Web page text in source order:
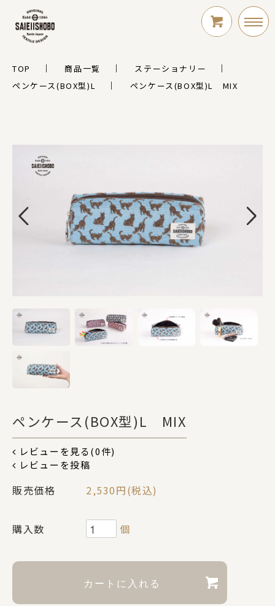
LOGIN
CATS
カテゴリー
ポーチ
コスメグッズ
財布・カードケース
TOP 商品一覧
ステーショナリー
ペンケース(BOX型)L
ペンケース(BOX型)L MIX
ペンケース(BOX型)L MIX
レビューを見る(0件)
レビューを投稿
販売価格 2,530円(税込)
購入数 個